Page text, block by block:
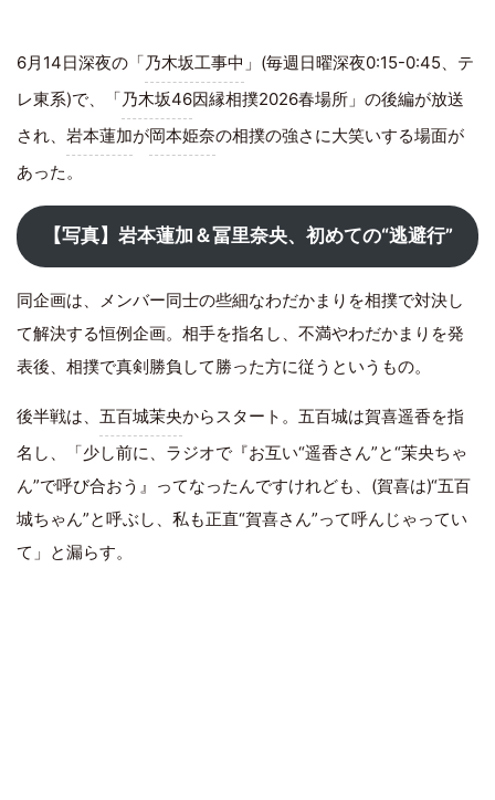
6月14日深夜の「乃木坂工事中 」(毎週日曜深夜0:15-0:45、テ
レ東系)で、「乃木坂46因縁相撲2026春場所」の後編が放送
され、 岩本蓮加が岡本姫奈の相撲の強さに大笑いする場面が
あった。
【写真】岩本蓮加＆冨里奈央、初めての“逃避行”
同企画は、メンバー同士の些細なわだかまりを相撲で対決し
て解決する恒例企画。相手を指名し、不満やわだかまりを発
表後、相撲で真剣勝負して勝った方に従うというもの。
後半戦は、 五百城茉央からスタート。五百城は賀喜遥香を指
名し、「少し前に、ラジオで『お互い“遥香さん”と“茉央ちゃ
ん”で呼び合おう』ってなったんですけれども、(賀喜は)“五百
城ちゃん”と呼ぶし、私も正直“賀喜さん”って呼んじゃってい
て」と漏らす。